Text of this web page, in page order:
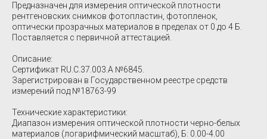
Предназначен для измерения оптической плотности
рентгеновских снимков фотопластин, фотопленок,
оптически прозрачных материалов в пределах от 0 до 4 Б.
Поставляется с первичной аттестацией.
Описание:
Сертификат RU.C.37.003.A №6845.
Зарегистрирован в Государственном реестре средств
измерений под №18763-99
Технические характеристики:
Диапазон измерения оптической плотности черно-белых
материалов (логарифмический масштаб), Б: 0.00-4.00